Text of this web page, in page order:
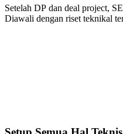
Setelah DP dan deal project,
Diawali dengan riset teknikal